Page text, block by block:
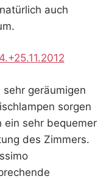
auch
geräumigen
sorgen
ein sehr bequemer
des Zimmers.